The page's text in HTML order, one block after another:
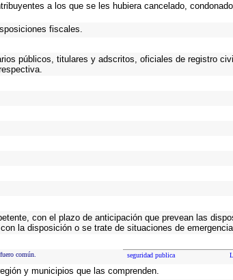
a los que se les hubiera cancelado,
fiscales.
públicos, titulares y adscritos, oficiales de registro
con el plazo de anticipación que prevean las
la disposición o se trate de situaciones de
común. seguridad publica
y municipios que las comprenden.